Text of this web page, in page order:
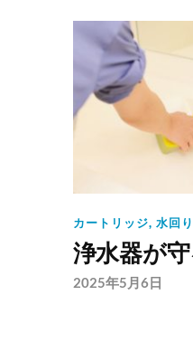
カートリッジ, 水回
浄水器が
2025年5月6日